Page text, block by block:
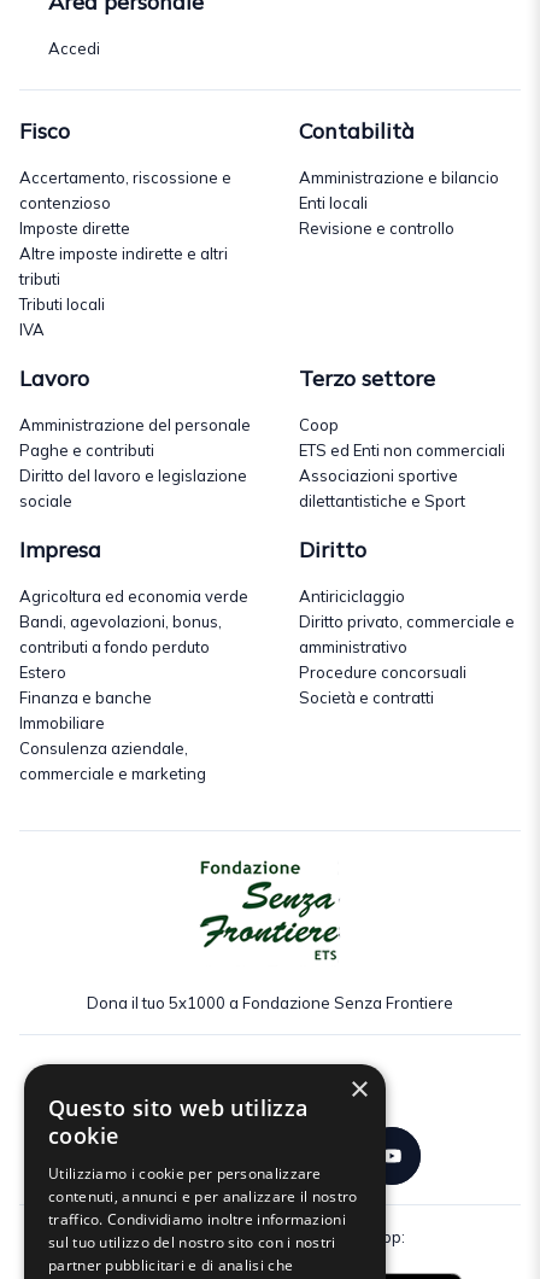
Accedi
Fisco
Accertamento, riscossione e
contenzioso
Imposte dirette
Altre imposte indirette e altri
tributi
Tributi locali
IVA
Contabilità
Amministrazione e bilancio
Enti locali
Revisione e controllo
Lavoro
Amministrazione del personale
Paghe e contributi
Diritto del lavoro e legislazione
sociale
Terzo settore
Coop
ETS ed Enti non commerciali
Associazioni sportive
dilettantistiche e Sport
Impresa
Agricoltura ed economia verde
Bandi, agevolazioni, bonus,
contributi a fondo perduto
Estero
Finanza e banche
Immobiliare
Consulenza aziendale,
commerciale e marketing
Diritto
Antiriciclaggio
Diritto privato, commerciale e
amministrativo
Procedure concorsuali
Società e contratti
Dona il tuo 5x1000 a Fondazione Senza Frontiere
Scarica gratuitamente la nostra app:
×
Questo sito web utilizza
cookie
Utilizziamo i cookie per personalizzare
contenuti, annunci e per analizzare il nostro
traffico. Condividiamo inoltre informazioni
sul tuo utilizzo del nostro sito con i nostri
partner pubblicitari e di analisi che